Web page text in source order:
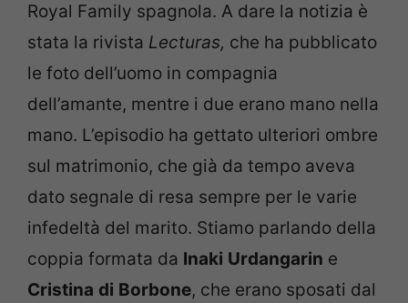
Royal Family spagnola. A dare la notizia è
stata la rivista Lecturas, che ha pubblicato
le foto dell’uomo in compagnia
dell’amante, mentre i due erano mano nella
mano. L’episodio ha gettato ulteriori ombre
sul matrimonio, che già da tempo aveva
dato segnale di resa sempre per le varie
infedeltà del marito. Stiamo parlando della
coppia formata da Inaki Urdangarin e
Cristina di Borbone, che erano sposati dal